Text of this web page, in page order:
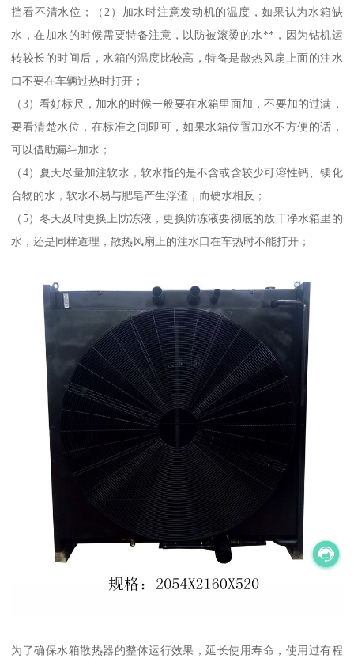
挡看不清水位；（2）加水时注意发动机的温度，如果认为水箱缺
水，在加水的时候需要特备注意，以防被滚烫的水**，因为钻机运
转较长的时间后，水箱的温度比较高，特备是散热风扇上面的注水
口不要在车辆过热时打开；
（3）看好标尺，加水的时候一般要在水箱里面加，不要加的过满，
要看清楚水位，在标准之间即可，如果水箱位置加水不方便的话，
可以借助漏斗加水；
（4）夏天尽量加注软水，软水指的是不含或含较少可溶性钙、镁化
合物的水，软水不易与肥皂产生浮渣，而硬水相反；
（5）冬天及时更换上防冻液，更换防冻液要彻底的放干净水箱里的
水，还是同样道理，散热风扇上的注水口在车热时不能打开；
为了确保水箱散热器的整体运行效果，延长使用寿命，使用过有程